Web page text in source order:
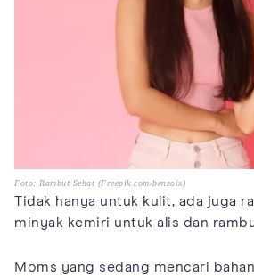
Foto: Rambut Sehat (Freepik.com/benzoix)
Tidak hanya untuk kulit, ada juga
minyak kemiri untuk alis dan
Moms yang sedang mencari